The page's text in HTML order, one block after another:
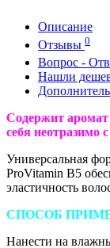
Описание
Отзывы 0
Вопрос -
Нашли
Содержит аромат
себя неотразимо
Универсальная
ProVitamin B5
эластичность
СПОСОБ
Нанести на